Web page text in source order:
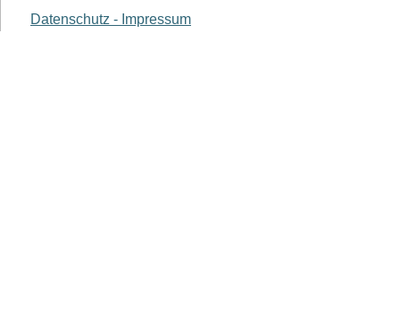
Datenschutz - Impressum